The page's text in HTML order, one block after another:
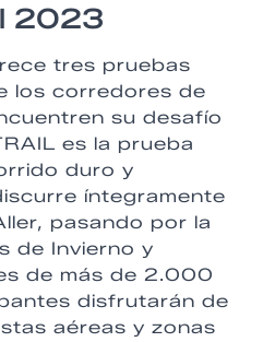
2023
tres pruebas
los corredores de
su desafío
es la prueba
duro y
íntegramente
pasando por la
de Invierno y
de más de 2.000
disfrutarán de
aéreas y zonas